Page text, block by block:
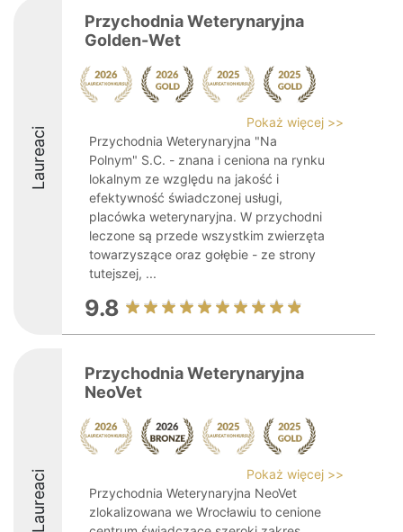
Laureaci
Przychodnia Weterynaryjna
Golden-Wet
Pokaż więcej >>
Przychodnia Weterynaryjna "Na
Polnym" S.C. - znana i ceniona na rynku
lokalnym ze względu na jakość i
efektywność świadczonej usługi,
placówka weterynaryjna. W przychodni
leczone są przede wszystkim zwierzęta
towarzyszące oraz gołębie - ze strony
tutejszej, ...
9.8
Laureaci
Przychodnia Weterynaryjna
NeoVet
Pokaż więcej >>
Przychodnia Weterynaryjna NeoVet
zlokalizowana we Wrocławiu to cenione